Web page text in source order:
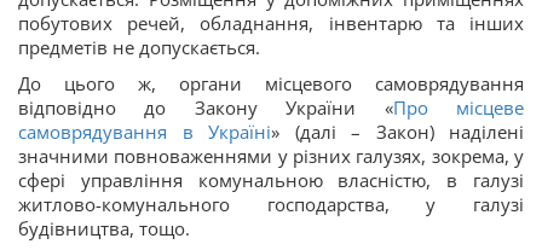
побутових речей, обладнання, інвентарю та інших
предметів не допускається.
До цього ж, органи місцевого самоврядування
відповідно до Закону України «Про місцеве
самоврядування в Україні» (далі – Закон) наділені
значними повноваженнями у різних галузях, зокрема, у
сфері управління комунальною власністю, в галузі
житлово-комунального господарства, у галузі
будівництва, тощо.